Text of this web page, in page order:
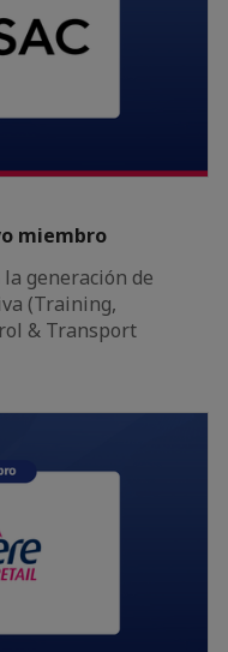
miembro
la generación de
(Training,
& Transport